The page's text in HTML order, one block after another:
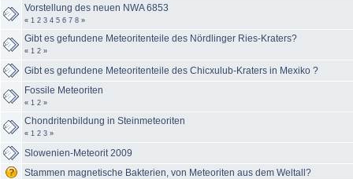
Vorstellung des neuen NWA 6853
« 1 2 3 4 5 6 7 8 »
Gibt es gefundene Meteoritenteile des Nördlinger Ries-Kraters?
« 1 2 »
Gibt es gefundene Meteoritenteile des Chicxulub-Kraters in Mexiko ?
Fossile Meteoriten
« 1 2 »
Chondritenbildung in Steinmeteoriten
« 1 2 3 »
Slowenien-Meteorit 2009
Stammen magnetische Bakterien, von Meteoriten aus dem Weltall?